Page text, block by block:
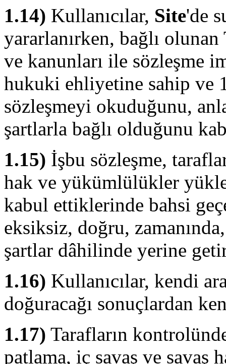
1.14) Kullanıcılar, Site'de
yararlanırken, bağlı
ve kanunları ile sözleşme
hukuki ehliyetine sahip ve
sözleşmeyi okuduğunu,
şartlarla bağlı olduğunu
1.15) İşbu sözleşme,
hak ve yükümlülükler
kabul ettiklerinde bahsi
eksiksiz, doğru,
şartlar dâhilinde yerine
1.16) Kullanıcılar, kendi
doğuracağı sonuçlardan
1.17) Tarafların
patlama, iç savaş ve savaş